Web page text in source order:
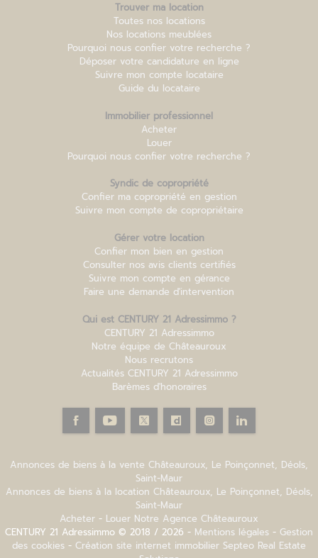
Trouver ma location
Toutes nos locations
Nos locations meublées
Pourquoi nous confier votre recherche ?
Déposer votre candidature en ligne
Suivre mon compte locataire
Guide du locataire
Immobilier professionnel
Acheter
Louer
Pourquoi nous confier votre recherche ?
Syndic de copropriété
Confier ma copropriété en gestion
Suivre mon compte de copropriétaire
Gérer votre location
Confier mon bien en gestion
Consulter nos avis clients certifiés
Suivre mon compte en gérance
Faire une demande d'intervention
Qui est CENTURY 21 Adressimmo ?
CENTURY 21 Adressimmo
Notre équipe de Châteauroux
Nous recrutons
Actualités CENTURY 21 Adressimmo
Barèmes d'honoraires
€ E ─ µ ╩ [
Annonces de biens à la vente Châteauroux, Le Poinçonnet, Déols,
Saint-Maur
Annonces de biens à la location Châteauroux, Le Poinçonnet, Déols,
Saint-Maur
Acheter - Louer Notre Agence Châteauroux
CENTURY 21 Adressimmo © 2018 / 2026 - Mentions légales - Gestion
des cookies - Création site internet immobilier Septeo Real Estate